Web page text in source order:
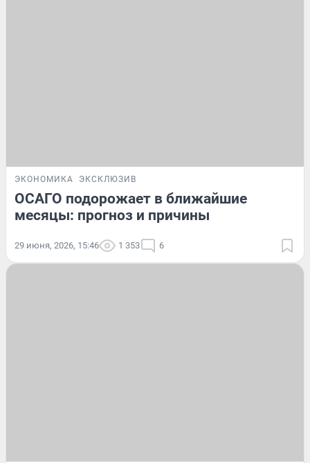
ЭКОНОМИКА ЭКСКЛЮЗИВ
ОСАГО подорожает в ближайшие
месяцы: прогноз и причины
29 июня, 2026, 15:46 1 353 6